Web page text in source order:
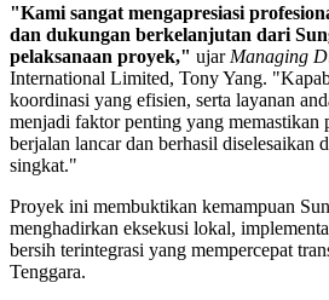
"Kami sangat mengapresiasi
dan dukungan berkelanjutan dari
pelaksanaan proyek," ujar Managing
International Limited, Tony Yang.
koordinasi yang efisien, serta layanan
menjadi faktor penting yang memastikan
berjalan lancar dan berhasil diselesaikan
singkat."
Proyek ini membuktikan kemampuan
menghadirkan eksekusi lokal,
bersih terintegrasi yang mempercepat
Tenggara.